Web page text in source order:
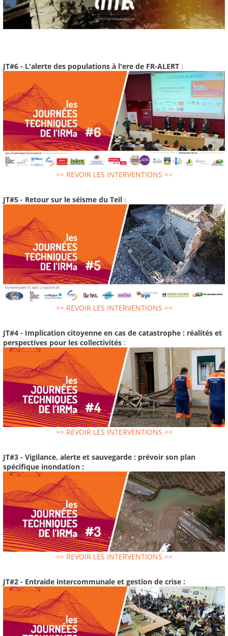
JT#6 - L'alerte des populations à l'ere de FR-ALERT :
>> REVOIR LES INTERVENTIONS <<
JT#5 - Retour sur le séisme du Teil :
>> REVOIR LES INTERVENTIONS <<
JT#4 - Implication citoyenne en cas de catastrophe : réalités et
perspectives pour les collectivités :
>> REVOIR LES INTERVENTIONS <<
JT#3 - Vigilance, alerte et sauvegarde : prévoir son plan
spécifique inondation :
>> REVOIR LES INTERVENTIONS <<
JT#2 - Entraide intercommunale et gestion de crise :